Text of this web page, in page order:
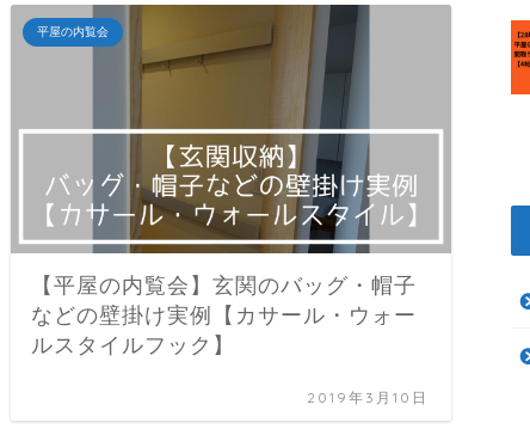
平屋の内覧会
【平屋の内覧会】玄関のバッグ・帽子
などの壁掛け実例【カサール・ウォー
ルスタイルフック】
2019年3月10日